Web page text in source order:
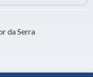
da Serra